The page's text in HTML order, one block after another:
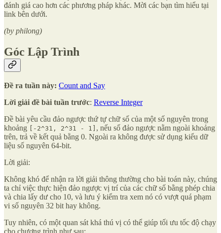
đánh giá cao hơn các phương pháp khác. Mời các bạn tìm hiểu tại
link bên dưới.
(by philong)
Góc Lập Trình
Đề ra tuần này: Count and Say
Lời giải đề bài tuần trước: Reverse Integer
Đề bài yêu cầu đảo ngược thứ tự chữ số của một số nguyên trong
khoảng
[-2^31, 2^31 - 1] , nếu số đảo ngược nằm ngoài khoảng
trên, trả về kết quả bằng 0. Ngoài ra không được sử dụng kiểu dữ
liệu số nguyên 64-bit.
Lời giải:
Không khó để nhận ra lời giải thông thường cho bài toán này, chúng
ta chỉ việc thực hiện đảo ngược vị trí của các chữ số bằng phép chia
và chia lấy dư cho 10, và lưu ý kiểm tra xem nó có vượt quá phạm
vi số nguyên 32 bit hay không.
Tuy nhiên, có một quan sát khá thú vị có thể giúp tối ưu tốc độ chạy